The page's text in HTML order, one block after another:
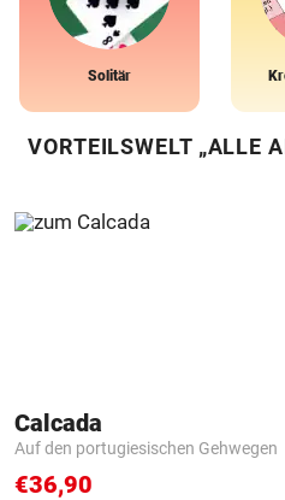
Solitär
VORTEILSWELT „ALLE
Calcada
Auf den portugiesischen Gehwegen
€36,90